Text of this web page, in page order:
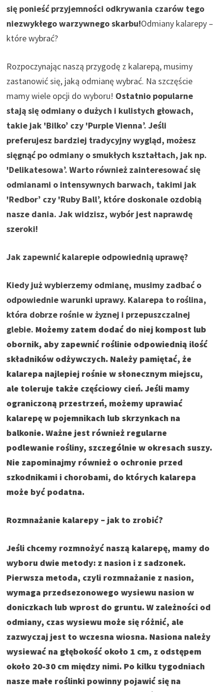
się ponieść przyjemności odkrywania czarów tego
niezwykłego warzywnego skarbu!Odmiany kalarepy –
które wybrać?
Rozpoczynając naszą przygodę z kalarepą, musimy
zastanowić się, jaką odmianę wybrać. Na szczęście
mamy wiele opcji do wyboru! Ostatnio popularne
stają się odmiany o dużych i kulistych głowach,
takie jak 'Bilko’ czy 'Purple Vienna’. Jeśli
preferujesz bardziej tradycyjny wygląd, możesz
sięgnąć po odmiany o smukłych kształtach, jak np.
'Delikatesowa’. Warto również zainteresować się
odmianami o intensywnych barwach, takimi jak
'Redbor’ czy 'Ruby Ball’, które doskonale ozdobią
nasze dania. Jak widzisz, wybór jest naprawdę
szeroki!
Jak zapewnić kalarepie odpowiednią uprawę?
Kiedy już wybierzemy odmianę, musimy zadbać o
odpowiednie warunki uprawy. Kalarepa to roślina,
która dobrze rośnie w żyznej i przepuszczalnej
glebie. Możemy zatem dodać do niej kompost lub
obornik, aby zapewnić roślinie odpowiednią ilość
składników odżywczych. Należy pamiętać, że
kalarepa najlepiej rośnie w słonecznym miejscu,
ale toleruje także częściowy cień. Jeśli mamy
ograniczoną przestrzeń, możemy uprawiać
kalarepę w pojemnikach lub skrzynkach na
balkonie.Ważne jest również regularne
podlewanie rośliny, szczególnie w okresach suszy.
Nie zapominajmy również o ochronie przed
szkodnikami i chorobami, do których kalarepa
może być podatna.
Rozmnażanie kalarepy – jak to zrobić?
Jeśli chcemy rozmnożyć naszą kalarepę, mamy do
wyboru dwie metody: z nasion i z sadzonek.
Pierwsza metoda, czyli rozmnażanie z nasion,
wymaga przedsezonowego wysiewu nasion w
doniczkach lub wprost do gruntu.W zależności od
odmiany, czas wysiewu może się różnić, ale
zazwyczaj jest to wczesna wiosna. Nasiona należy
wysiewać na głębokość około 1 cm, z odstępem
około 20-30 cm między nimi. Po kilku tygodniach
nasze małe roślinki powinny pojawić się na